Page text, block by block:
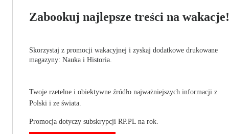
Zabookuj najlepsze treści na wakacje!
Skorzystaj z promocji wakacyjnej i zyskaj dodatkowe drukowane
magazyny: Nauka i Historia.
Twoje rzetelne i obiektywne źródło najważniejszych informacji z
Polski i ze świata.
Promocja dotyczy subskrypcji RP.PL na rok.